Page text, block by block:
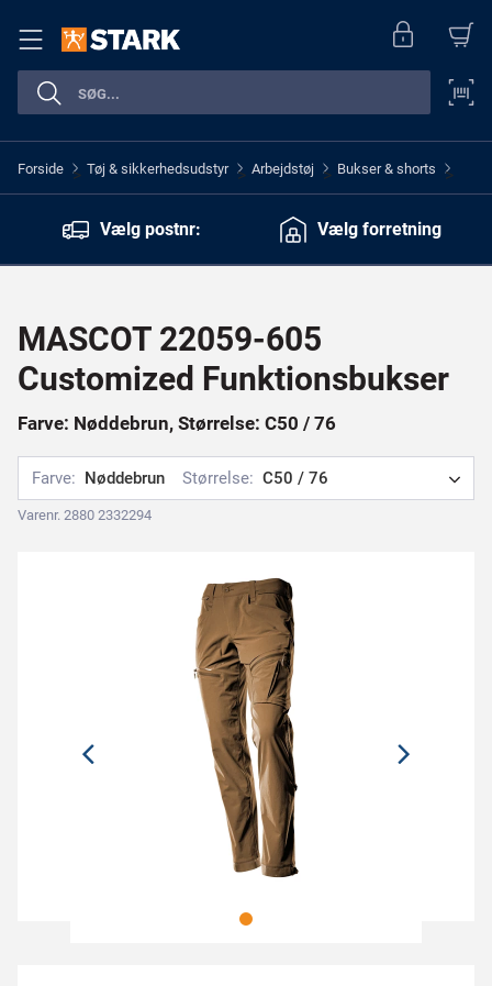
Forside > Tøj & sikkerhedsudstyr > Arbejdstøj > Bukser & shorts >
Vælg postnr: Vælg forretning
MASCOT 22059-605
Customized Funktionsbukser
Farve: Nøddebrun, Størrelse: C50 / 76
Farve: Nøddebrun Størrelse: C50 / 76
Varenr. 2880 2332294